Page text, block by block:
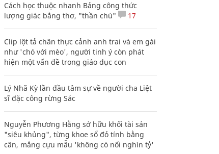
Cách học thuộc nhanh Bảng công thức
lượng giác bằng thơ, "thần chú"
17
Clip lột tả chân thực cảnh anh trai và em gái
như 'chó với mèo', người tinh ý còn phát
hiện một vấn đề trong giáo dục con
Lý Nhã Kỳ lần đầu tâm sự về người cha Liệt
sĩ đặc công rừng Sác
Nguyễn Phương Hằng sở hữu khối tài sản
"siêu khủng", từng khoe sổ đỏ tính bằng
cân, mắng cựu mẫu 'không có nổi nghìn tỷ'